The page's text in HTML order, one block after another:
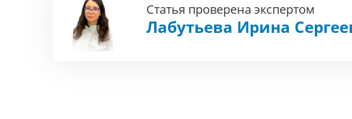
Статья проверена экспертом
Лабутьева Ирина